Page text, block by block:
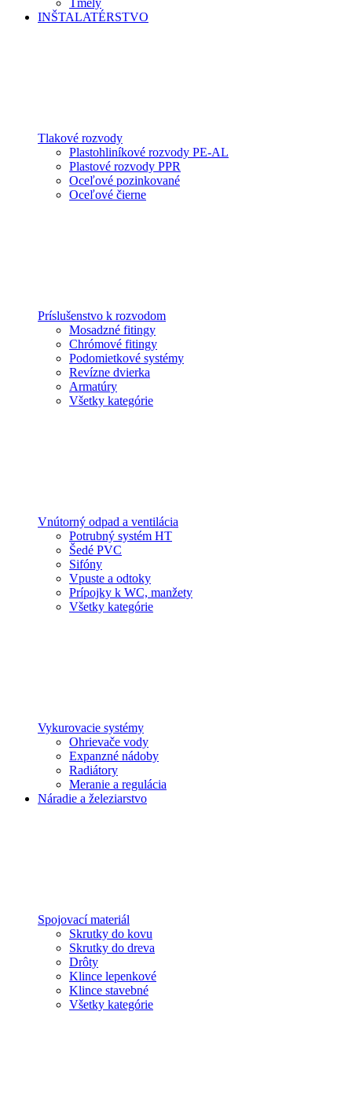
Tmely
INŠTALATÉRSTVO
Tlakové rozvody
Plastohliníkové rozvody PE-AL
Plastové rozvody PPR
Oceľové pozinkované
Oceľové čierne
Príslušenstvo k rozvodom
Mosadzné fitingy
Chrómové fitingy
Podomietkové systémy
Revízne dvierka
Armatúry
Všetky kategórie
Vnútorný odpad a ventilácia
Potrubný systém HT
Šedé PVC
Sifóny
Vpuste a odtoky
Prípojky k WC, manžety
Všetky kategórie
Vykurovacie systémy
Ohrievače vody
Expanzné nádoby
Radiátory
Meranie a regulácia
Náradie a železiarstvo
Spojovací materiál
Skrutky do kovu
Skrutky do dreva
Drôty
Klince lepenkové
Klince stavebné
Všetky kategórie